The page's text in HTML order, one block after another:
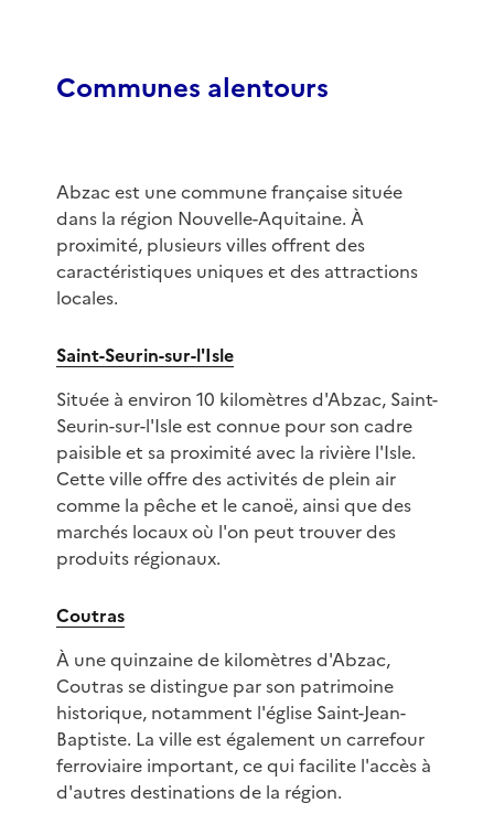
Communes alentours
Abzac est une commune française située
dans la région Nouvelle-Aquitaine. À
proximité, plusieurs villes offrent des
caractéristiques uniques et des attractions
locales.
Saint-Seurin-sur-l'Isle
Située à environ 10 kilomètres d'Abzac, Saint-
Seurin-sur-l'Isle est connue pour son cadre
paisible et sa proximité avec la rivière l'Isle.
Cette ville offre des activités de plein air
comme la pêche et le canoë, ainsi que des
marchés locaux où l'on peut trouver des
produits régionaux.
Coutras
À une quinzaine de kilomètres d'Abzac,
Coutras se distingue par son patrimoine
historique, notamment l'église Saint-Jean-
Baptiste. La ville est également un carrefour
ferroviaire important, ce qui facilite l'accès à
d'autres destinations de la région.